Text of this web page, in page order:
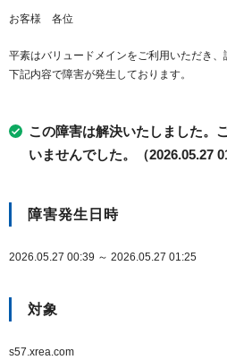
お客様 各位
平素はバリュードメインをご利用いただき、
下記内容で障害が発生しております。
この障害は解決いたしました。
いませんでした。（2026.05.27
障害発生日時
2026.05.27 00:39 ～ 2026.05.27 01:25
対象
s57.xrea.com